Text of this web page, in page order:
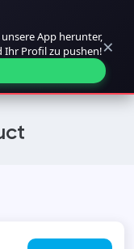
unsere App herunter,
Ihr Profil zu pushen!×